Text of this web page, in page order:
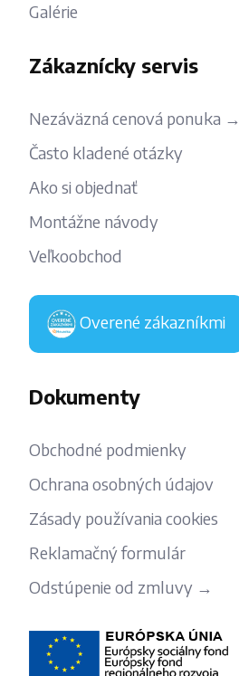
Galérie
Zákaznícky servis
Nezáväzná cenová ponuka →
Často kladené otázky
Ako si objednať
Montážne návody
Veľkoobchod
Overené zákazníkmi
Dokumenty
Obchodné podmienky
Ochrana osobných údajov
Zásady používania cookies
Reklamačný formulár
Odstúpenie od zmluvy →